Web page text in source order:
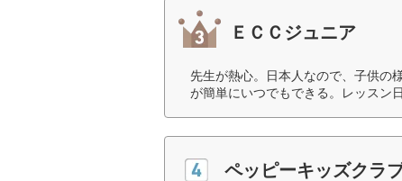
ＥＣＣジュニア
先生が熱心。日本人なので、子供の
が簡単にいつでもできる。レッスン
ペッピーキッズクラ